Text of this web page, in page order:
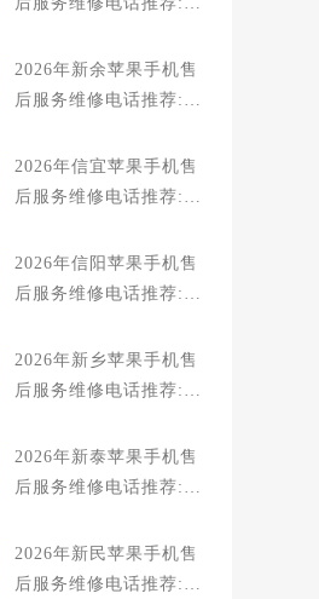
对比知名
2026年新余苹果手机售
后服务维修电话推荐:T
对比知名
2026年信宜苹果手机售
后服务维修电话推荐:T
对比知名
2026年信阳苹果手机售
后服务维修电话推荐:T
对比知名
2026年新乡苹果手机售
后服务维修电话推荐:T
对比知名
2026年新泰苹果手机售
后服务维修电话推荐:T
对比知名
2026年新民苹果手机售
后服务维修电话推荐:T